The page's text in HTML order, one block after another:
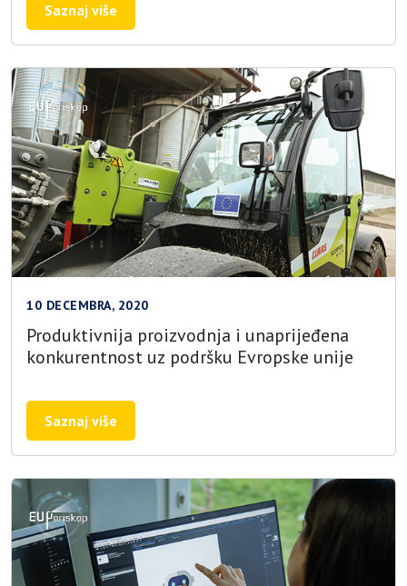
Saznaj više
10 DECEMBRA, 2020
Produktivnija proizvodnja i unaprijeđena
konkurentnost uz podršku Evropske unije
Saznaj više